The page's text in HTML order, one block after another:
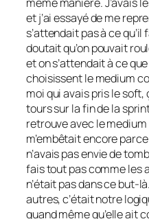
et j’ai essayé de me
s’attendait pas à ce
doutait qu’on pouvait
et on s’attendait à ce
choisissent le medium
moi qui avais pris le soft,
tours sur la fin de la
retrouve avec le medium
m’embêtait encore
n’avais pas envie de
fais tout pas comme les
n’était pas dans ce but-
autres, c’était notre
quand même qu’elle ait